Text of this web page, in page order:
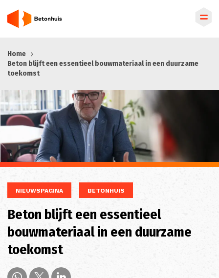
en
naar
inhoud
gaan
Home
Beton blijft een essentieel bouwmateriaal in een duurzame
toekomst
NIEUWSPAGINA BETONHUIS
Beton blijft een essentieel
bouwmateriaal in een duurzame
toekomst